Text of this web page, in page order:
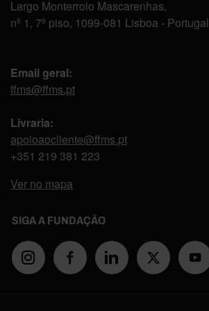
Largo Monterroio Mascarenhas,
nº 1, 7º piso, 1099-081 Lisboa - Portugal
Email geral:
ffms@ffms.pt
Livraria:
apoioaocliente@ffms.pt
+351 219 381 223
Ver no mapa
SIGA A FUNDAÇÃO